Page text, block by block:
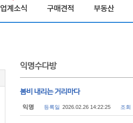
업계소식 구매견적 부동산
익명수다방
봄비 내리는 거리마다
익명 등록일 2026.02.26 14:22:25 조회